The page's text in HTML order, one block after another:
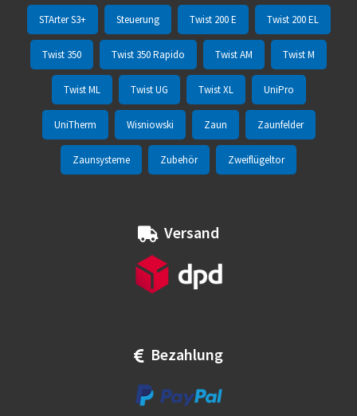
STArter S3+ Steuerung Twist 200 E Twist 200 EL
Twist 350 Twist 350 Rapido Twist AM Twist M
Twist ML Twist UG Twist XL UniPro
UniTherm Wisniowski Zaun Zaunfelder
Zaunsysteme Zubehör Zweiflügeltor
Versand
Bezahlung